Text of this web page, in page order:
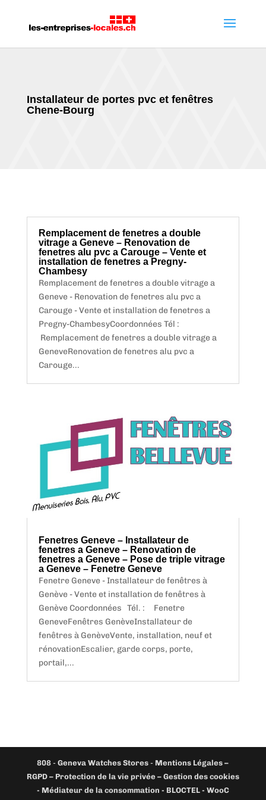
Installateur de portes pvc et fenêtres
Chene-Bourg
Remplacement de fenetres a double
vitrage a Geneve – Renovation de
fenetres alu pvc a Carouge – Vente et
installation de fenetres a Pregny-
Chambesy
Remplacement de fenetres a double vitrage a
Geneve - Renovation de fenetres alu pvc a
Carouge - Vente et installation de fenetres a
Pregny-ChambesyCoordonnées Tél :
Remplacement de fenetres a double vitrage a
GeneveRenovation de fenetres alu pvc a
Carouge...
Fenetres Geneve – Installateur de
fenetres a Geneve – Renovation de
fenetres a Geneve – Pose de triple vitrage
a Geneve – Fenetre Geneve
Fenetre Geneve - Installateur de fenêtres à
Genève - Vente et installation de fenêtres à
Genève Coordonnées Tél. : Fenetre
GeneveFenêtres GenèveInstallateur de
fenêtres à GenèveVente, installation, neuf et
rénovationEscalier, garde corps, porte,
portail,...
808 -Geneva Watches Stores - Mentions Légales –
RGPD – Protection de la vie privée – Gestion des cookies
- Médiateur de la consommation - BLOCTEL - WooC